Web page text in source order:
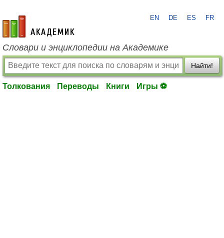
academic.ru
EN DE ES FR
Словари и энциклопедии на Академике
Найти!
Толкования Переводы Книги Игры ⚽